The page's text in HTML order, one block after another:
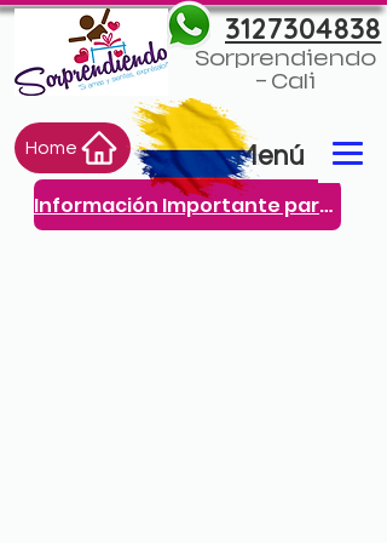
Home
3127304838
Menú
Información Importante para ti
Sorprendiendo
- Cali